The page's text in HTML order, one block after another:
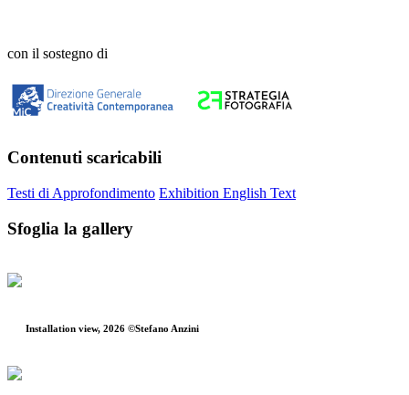
con il sostegno di
Contenuti scaricabili
Testi di Approfondimento Exhibition English Text
Sfoglia la gallery
Installation view, 2026 ©Stefano Anzini